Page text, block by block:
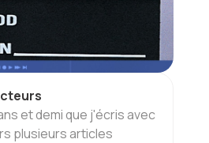
et demi que j'écris avec
plusieurs articles